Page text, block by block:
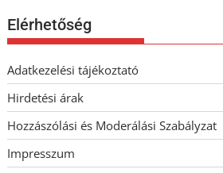
Elérhetőség
Adatkezelési tájékoztató
Hirdetési árak
Hozzászólási és Moderálási Szabályzat
Impresszum